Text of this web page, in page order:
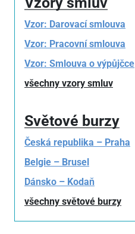
Vzor: Darovací smlouva
Vzor: Pracovní smlouva
Vzor: Smlouva o výpůjčce
všechny vzory smluv
Světové burzy
Česká republika – Praha
Belgie – Brusel
Dánsko – Kodaň
všechny světové burzy